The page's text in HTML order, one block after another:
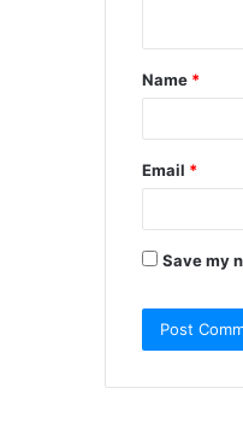
t
*
Name *
Email *
Save my